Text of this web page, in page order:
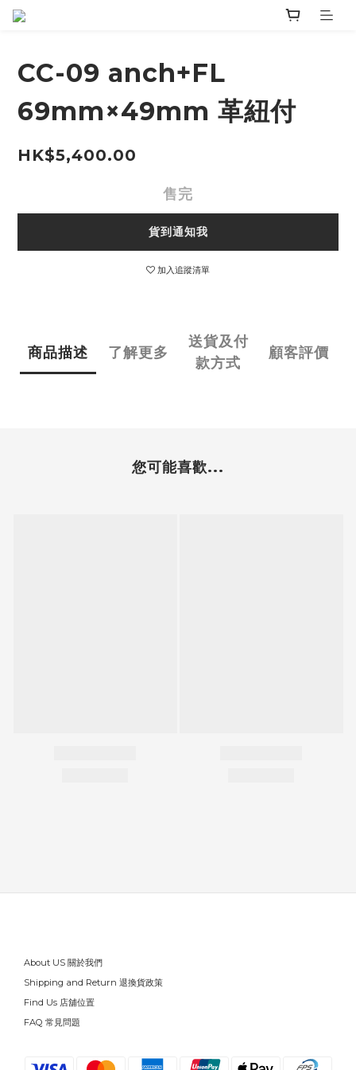
CC-09 anch+FL
69mm×49mm 革紐付
HK$5,400.00
售完
貨到通知我
加入追蹤清單
商品描述 了解更多
送貨及付
款方式
顧客評價
您可能喜歡...
About US 關於我們
Shipping and Return 退換貨政策
Find Us 店舖位置
FAQ 常見問題